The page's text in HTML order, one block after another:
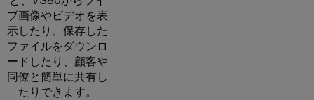
ブ画像やビデオを表
示したり、保存した
ファイルをダウンロ
ードしたり、顧客や
同僚と簡単に共有し
たりできます。